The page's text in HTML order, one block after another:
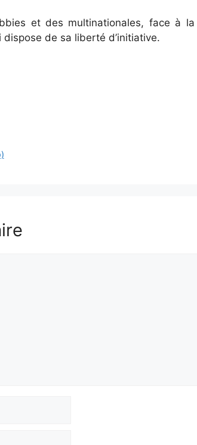
et des multinationales, face à
de sa liberté d’initiative.